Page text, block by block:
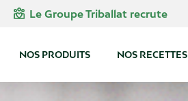
diversity_4 Le Groupe Triballat recrute
NOS PRODUITS NOS RECETTES